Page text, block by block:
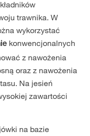
trawnika. W
wykorzystać
konwencjonalnych
z nawożenia
oraz z nawożenia
Na jesień
zawartości
na bazie